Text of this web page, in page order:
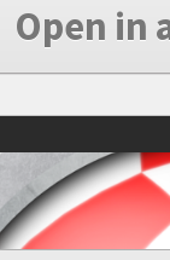
Open in